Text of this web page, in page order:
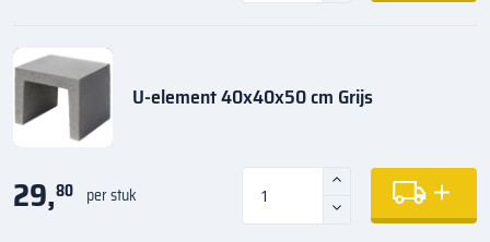
U-element 40x40x50 cm Grijs
29,80 per stuk